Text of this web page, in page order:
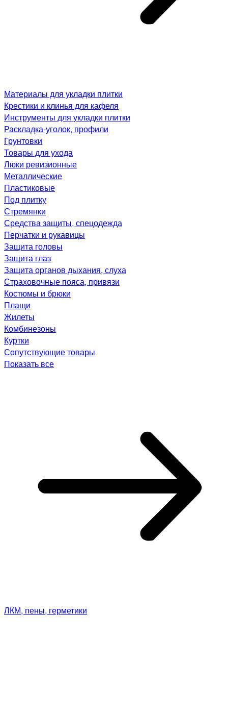
Материалы для укладки плитки
Крестики и клинья для кафеля
Инструменты для укладки плитки
Раскладка-уголок, профили
Грунтовки
Товары для ухода
Люки ревизионные
Металлические
Пластиковые
Под плитку
Стремянки
Средства защиты, спецодежда
Перчатки и рукавицы
Защита головы
Защита глаз
Защита органов дыхания, слуха
Страховочные пояса, привязи
Костюмы и брюки
Плащи
Жилеты
Комбинезоны
Куртки
Сопутствующие товары
Показать все
ЛКМ, пены, герметики